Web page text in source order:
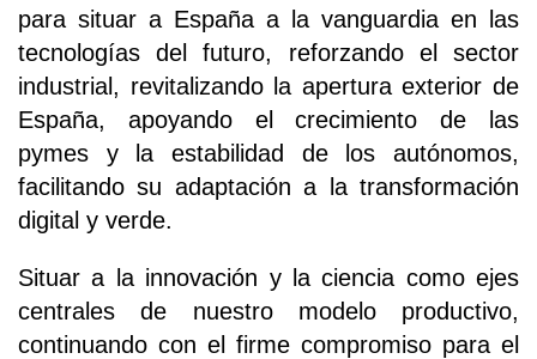
para situar a España a la vanguardia en las
tecnologías del futuro, reforzando el sector
industrial, revitalizando la apertura exterior de
España, apoyando el crecimiento de las
pymes y la estabilidad de los autónomos,
facilitando su adaptación a la transformación
digital y verde.
Situar a la innovación y la ciencia como ejes
centrales de nuestro modelo productivo,
continuando con el firme compromiso para el